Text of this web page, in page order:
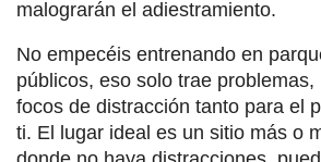
malograrán el adiestramiento.
No empecéis entrenando en
públicos, eso solo trae problemas,
focos de distracción tanto para el
ti. El lugar ideal es un sitio más o